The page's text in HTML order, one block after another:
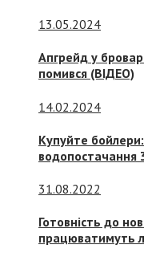
13.05.2024
Апгрейд у
помився (ВІДЕО)
14.02.2024
Купуйте
водопостачання
31.08.2022
Готовність до
працюватимуть